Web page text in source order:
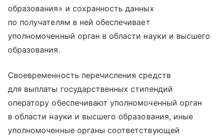
образования» и сохранность данных
по получателям в ней обеспечивает
уполномоченный орган в области науки и высшего
образования.
Своевременность перечисления средств
для выплаты государственных стипендий
оператору обеспечивают уполномоченный орган
в области науки и высшего образования, иные
уполномоченные органы соответствующей